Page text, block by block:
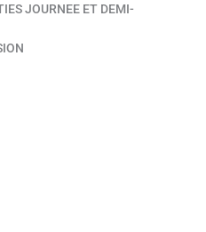
JOURNEE ET DEMI-